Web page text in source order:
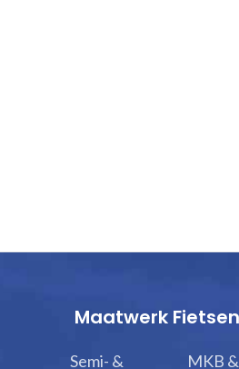
Maatwerk
Semi- &
MKB &